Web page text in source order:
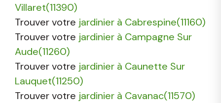
Villaret(11390)
Trouver votre jardinier à Cabrespine(11160)
Trouver votre jardinier à Campagne Sur
Aude(11260)
Trouver votre jardinier à Caunette Sur
Lauquet(11250)
Trouver votre jardinier à Cavanac(11570)